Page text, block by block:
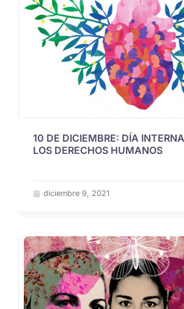
10 DE DICIEMBRE: DÍA
LOS DERECHOS HUMANOS
diciembre 9, 2021